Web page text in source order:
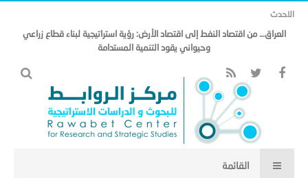
الاحدث
العراق… من اقتصاد النفط إلى اقتصاد الأرض: رؤية استراتيجية لبناء قطاع زراعي
وحيواني يقود التنمية المستدامة